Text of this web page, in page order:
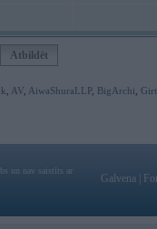
Atbildēt
AV AiwaShuraLLP, BigArchi
un nav saistīts ar
Galvena